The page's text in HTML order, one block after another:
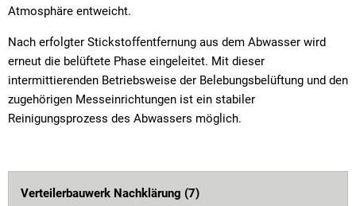
Atmosphäre entweicht.
Nach erfolgter Stickstoffentfernung aus dem Abwasser wird
erneut die belüftete Phase eingeleitet. Mit dieser
intermittierenden Betriebsweise der Belebungsbelüftung und den
zugehörigen Messeinrichtungen ist ein stabiler
Reinigungsprozess des Abwassers möglich.
Verteilerbauwerk Nachklärung (7)